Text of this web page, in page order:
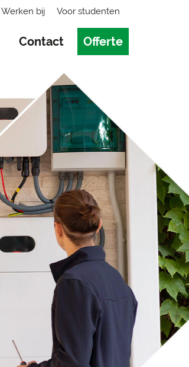
Werken bij Voor studenten
Contact Offerte